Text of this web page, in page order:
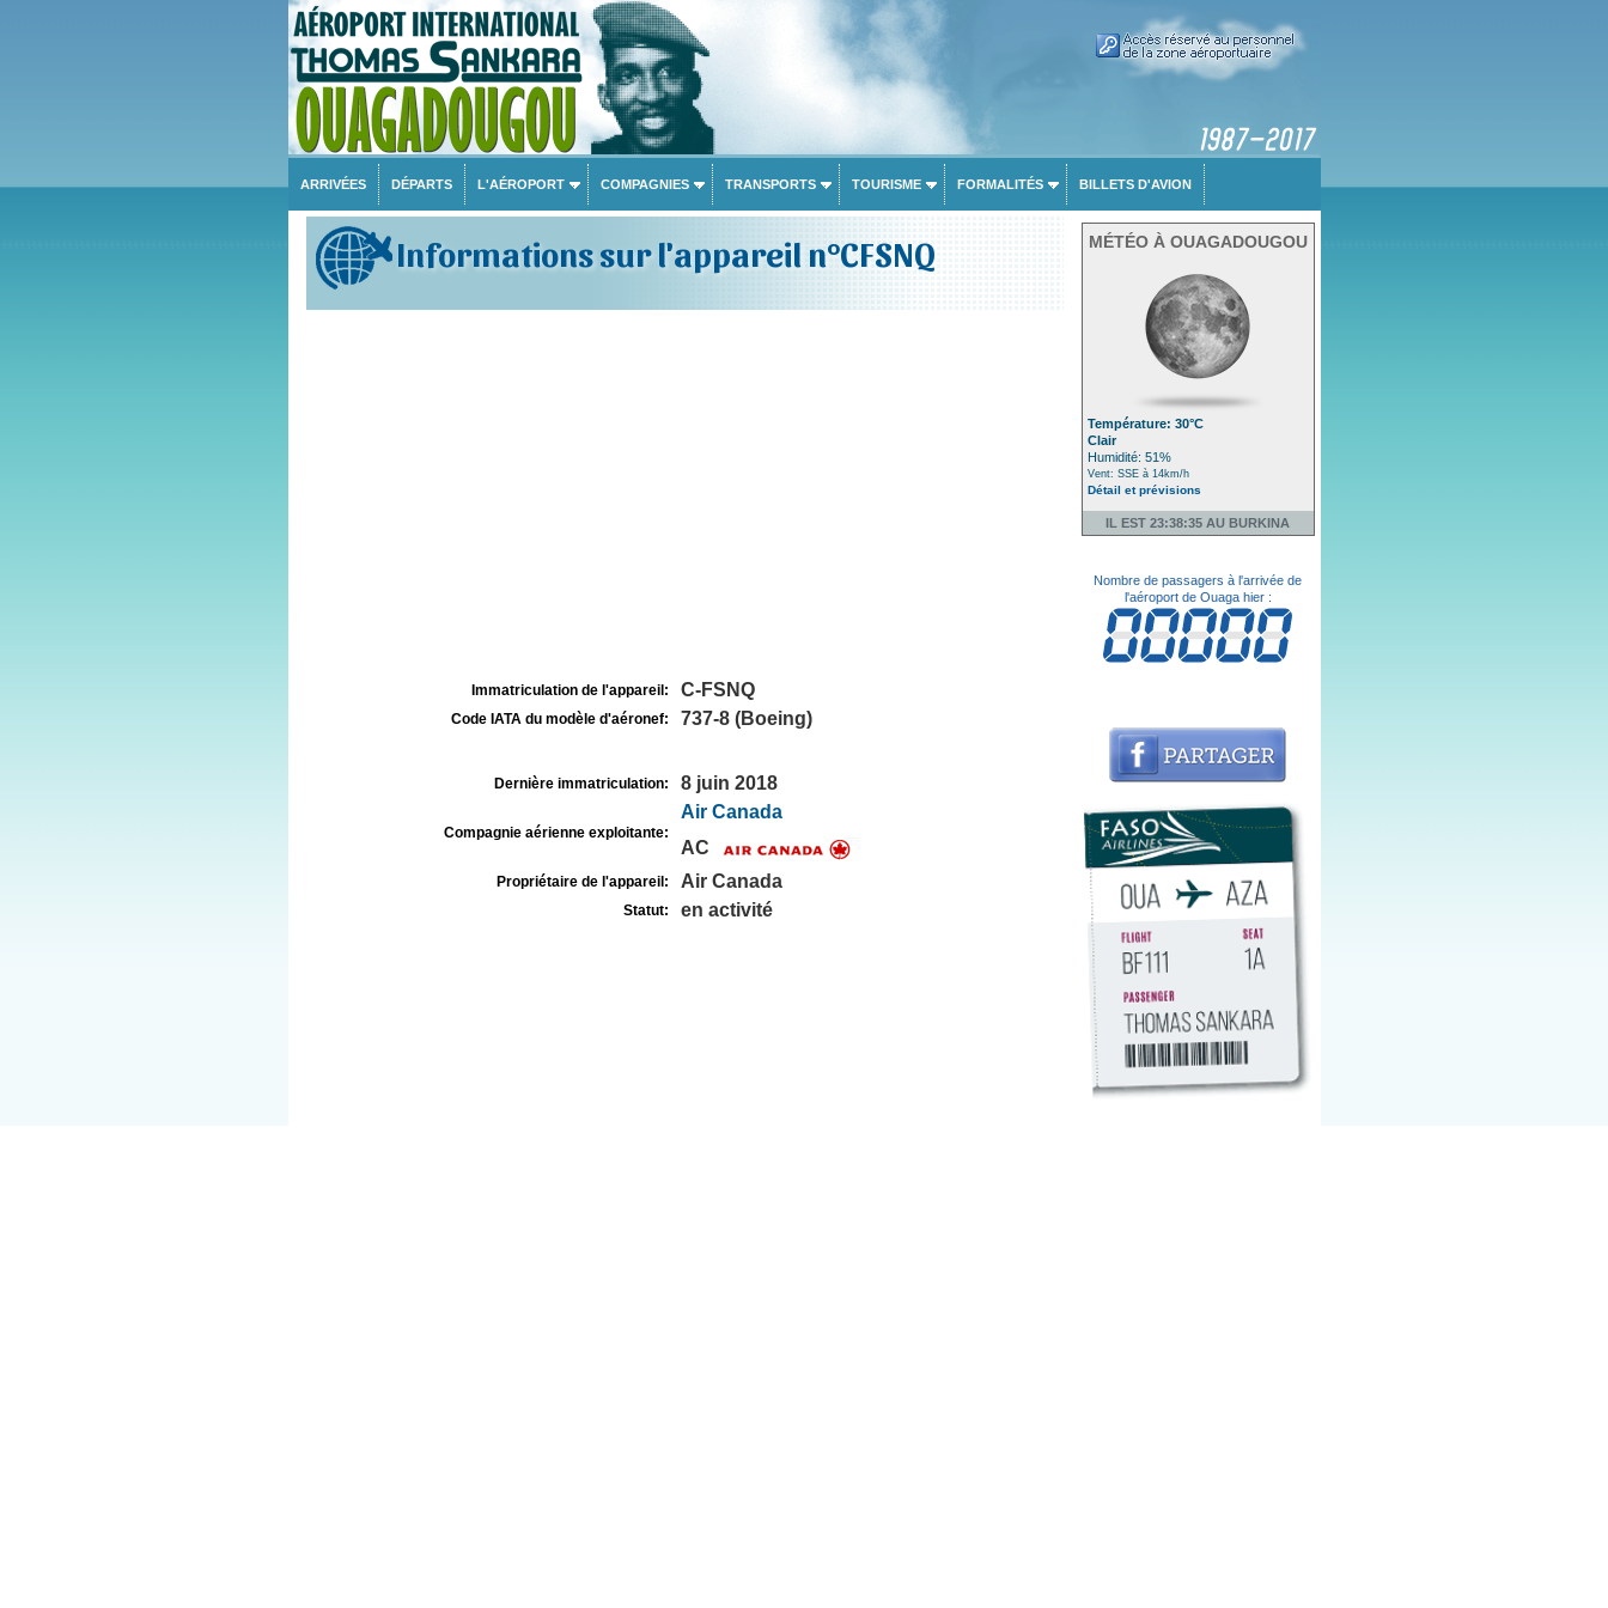
ARRIVÉES DÉPARTS L'AÉROPORT COMPAGNIES TRANSPORTS TOURISME FORMALITÉS BILLETS D'AVION
Informations sur l'appareil n°CFSNQ
Immatriculation de l'appareil: C-FSNQ
Code IATA du modèle d'aéronef: 737-8 (Boeing)
Dernière immatriculation: 8 juin 2018
Compagnie aérienne exploitante:
Air Canada
AC
Propriétaire de l'appareil: Air Canada
Statut: en activité
MÉTÉO À OUAGADOUGOU
Température: 30°C
Clair
Humidité: 51%
Vent: SSE à 14km/h
Détail et prévisions
IL EST 23:38:35 AU BURKINA
Nombre de passagers à l'arrivée de
l'aéroport de Ouaga hier :